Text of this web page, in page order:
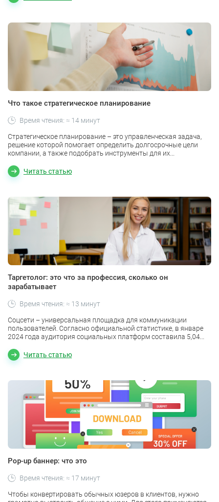
Что такое стратегическое планирование
Стратегическое планирование – это управленческая задача,
решение которой помогает определить долгосрочные цели
компании, а также подобрать инструменты для их...
Читать статью
Время чтения: ≈ 14 минут
Таргетолог: это что за профессия, сколько он
зарабатывает
Соцсети – универсальная площадка для коммуникации
пользователей. Согласно официальной статистике, в январе
2024 года аудитория социальных платформ составила 5,04...
Читать статью
Время чтения: ≈ 13 минут
Pop-up баннер: что это
Чтобы конвертировать обычных юзеров в клиентов, нужно
Время чтения: ≈ 17 минут